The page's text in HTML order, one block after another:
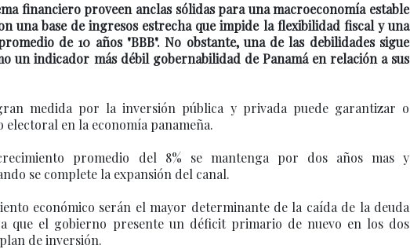
financiero proveen anclas sólidas para una macroeconomía estable
una base de ingresos estrecha que impide la flexibilidad fiscal y una
de 10 años "BBB". No obstante, una de las debilidades sigue
un indicador más débil gobernabilidad de Panamá en relación a sus
medida por la inversión pública y privada puede garantizar o
en la economía panameña.
promedio del 8% se mantenga por dos años mas y
se complete la expansión del canal.
económico serán el mayor determinante de la caída de la deuda
que el gobierno presente un déficit primario de nuevo en los dos
de inversión.